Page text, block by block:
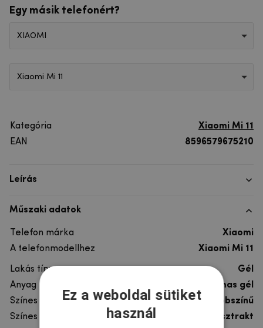
Egy másik telefonért?
XIAOMI
Xiaomi Mi 11
Kategória
Xiaomi Mi 11
EAN
8596579675210
Leírás
Műszaki adatok
Telefon márka
Xiaomi
A telefonmodellhez
Xiaomi Mi 11
Lakás típusa
Gél
Anyag
rugalmas gél
Színes
többszínű
Színes motívum
Absztrakt
Ez a weboldal sütiket
használ